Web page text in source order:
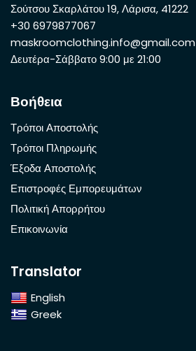
Σούτσου Σκαρλάτου 19, Λάρισα, 41222
+30 6979877067
maskroomclothing.info@gmail.com
Δευτέρα-Σάββατο 9:00 με 21:00
Βοήθεια
Τρόποι Αποστολής
Τρόποι Πληρωμής
Έξοδα Αποστολής
Επιστροφές Εμπορευμάτων
Πολιτική Απορρήτου
Επικοινωνία
Translator
English
Greek